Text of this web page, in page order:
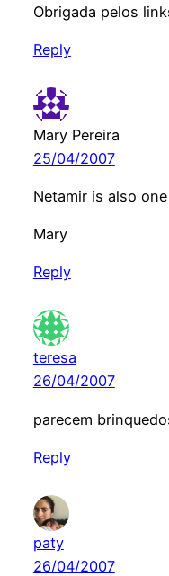
Obrigada pelos
Reply
Mary Pereira
25/04/2007
Netamir is also
Mary
Reply
teresa
26/04/2007
parecem
Reply
paty
26/04/2007